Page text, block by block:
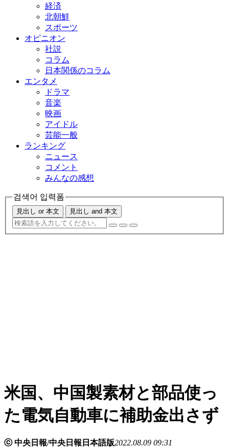
経済
北朝鮮
スポーツ
オピニオン
社説
コラム
日本関係のコラム
エンタメ
ドラマ
音楽
映画
アイドル
芸能一般
ランキング
ニュース
コメント
みんなの感想
검색어 입력폼
見出し or 本文 見出し and 本文
米国、中国製素材と部品使っ
た電気自動車に補助金出さず
ⓒ 中央日報/中央日報日本語版2022.08.09 09:31